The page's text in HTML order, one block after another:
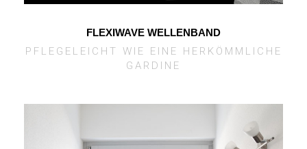
FLEXIWAVE WELLENBAND
PFLEGELEICHT WIE EINE HERKÖMMLICHE
GARDINE